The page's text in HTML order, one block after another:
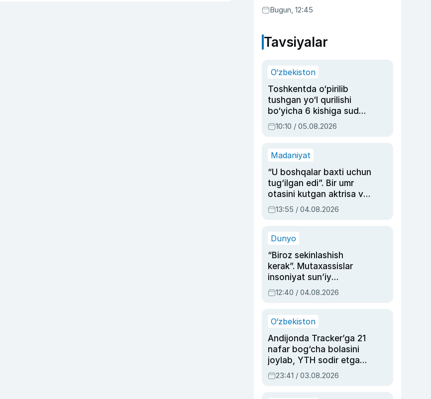
Bugun, 12:45
Tavsiyalar
O‘zbekiston
Toshkentda o‘pirilib
tushgan yo‘l qurilishi
bo‘yicha 6 kishiga sud
hukmi o‘qildi
10:10 / 05.08.2026
Madaniyat
“U boshqalar baxti uchun
tug‘ilgan edi”. Bir umr
otasini kutgan aktrisa va
dublyaj ustasi Rimma
Ahmedovaning
13:55 / 04.08.2026
Dunyo
“Biroz sekinlashish
kerak”. Mutaxassislar
insoniyat sun’iy
intellektni boshqara
olmay qolishidan xavotir
12:40 / 04.08.2026
O‘zbekiston
Andijonda Tracker’ga 21
nafar bog‘cha bolasini
joylab, YTH sodir etgan
ayolga sud hukmi o‘qildi
23:41 / 03.08.2026